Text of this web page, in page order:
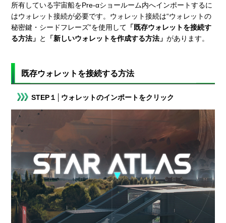
所有している宇宙船をPre-αショールーム内へインポートするに
はウォレット接続が必要です。ウォレット接続は“ウォレットの
秘密鍵・シードフレーズ”を使用して 「既存ウォレットを接続す
る方法」 と 「新しいウォレットを作成する方法」があります。
既存ウォレットを接続する方法
STEP１│ウォレットのインポートをクリック